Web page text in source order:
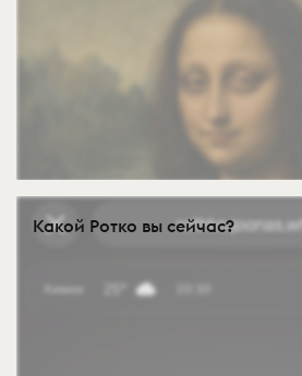
Какой Ротко вы сейчас?